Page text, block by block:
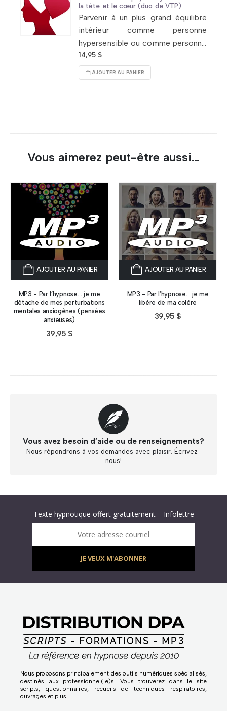
la tête et le cœur (duo de VTP)
Parvenir à un plus grand équilibre
intérieur comme personne
hypersensible ou comme personne
psychorigide, cela en bâtissant un
lien, un pont solide entre deux
parties de soi : son monde affectif
14,95 $
AJOUTER AU PANIER
Vous aimerez peut-être aussi…
AJOUTER AU PANIER
MP3 - Par l’hypnose… je me
détache de mes perturbations
mentales anxiogènes (pensées
anxieuses)
39,95 $
AJOUTER AU PANIER
MP3 - Par l’hypnose… je me
libère de ma colère
39,95 $
Vous avez besoin d’aide ou de renseignements?
Nous répondrons à vos demandes avec plaisir. Écrivez-
nous!
Texte hypnotique offert gratuitement – Infolettre
Infolettre : obtenez un MP3 d’hypnose gratuit !
Votre adresse courriel
JE VEUX M'ABONNER
Nous proposons principalement des outils numériques spécialisés,
destinés aux professionnel(le)s. Vous trouverez dans le site
scripts, questionnaires, recueils de techniques respiratoires,
ouvrages et plus.